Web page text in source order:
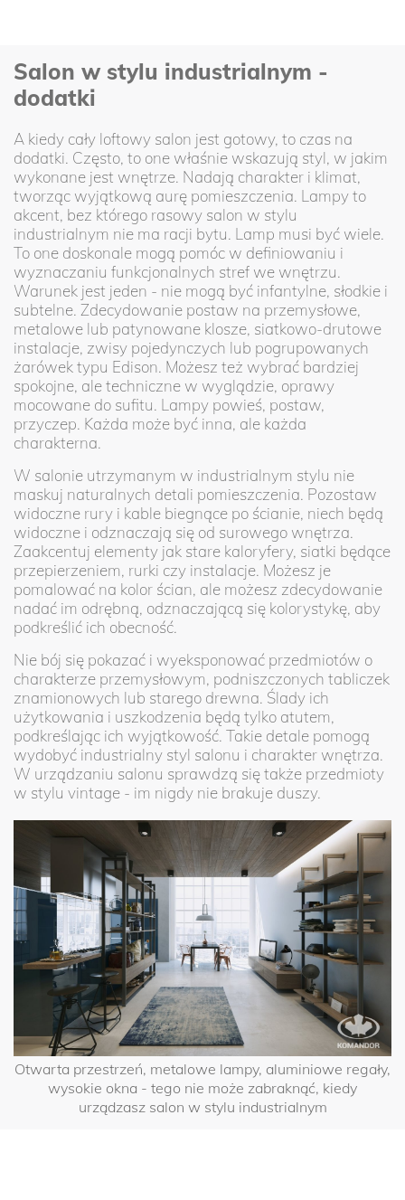
Salon w stylu industrialnym -
dodatki
A kiedy cały loftowy salon jest gotowy, to czas na
dodatki. Często, to one właśnie wskazują styl, w jakim
wykonane jest wnętrze. Nadają charakter i klimat,
tworząc wyjątkową aurę pomieszczenia. Lampy to
akcent, bez którego rasowy salon w stylu
industrialnym nie ma racji bytu. Lamp musi być wiele.
To one doskonale mogą pomóc w definiowaniu i
wyznaczaniu funkcjonalnych stref we wnętrzu.
Warunek jest jeden - nie mogą być infantylne, słodkie i
subtelne. Zdecydowanie postaw na przemysłowe,
metalowe lub patynowane klosze, siatkowo-drutowe
instalacje, zwisy pojedynczych lub pogrupowanych
żarówek typu Edison. Możesz też wybrać bardziej
spokojne, ale techniczne w wyglądzie, oprawy
mocowane do sufitu. Lampy powieś, postaw,
przyczep. Każda może być inna, ale każda
charakterna.
W salonie utrzymanym w industrialnym stylu nie
maskuj naturalnych detali pomieszczenia. Pozostaw
widoczne rury i kable biegnące po ścianie, niech będą
widoczne i odznaczają się od surowego wnętrza.
Zaakcentuj elementy jak stare kaloryfery, siatki będące
przepierzeniem, rurki czy instalacje. Możesz je
pomalować na kolor ścian, ale możesz zdecydowanie
nadać im odrębną, odznaczającą się kolorystykę, aby
podkreślić ich obecność.
Nie bój się pokazać i wyeksponować przedmiotów o
charakterze przemysłowym, podniszczonych tabliczek
znamionowych lub starego drewna. Ślady ich
użytkowania i uszkodzenia będą tylko atutem,
podkreślając ich wyjątkowość. Takie detale pomogą
wydobyć industrialny styl salonu i charakter wnętrza.
W urządzaniu salonu sprawdzą się także przedmioty
w stylu vintage - im nigdy nie brakuje duszy.
Otwarta przestrzeń, metalowe lampy, aluminiowe regały,
wysokie okna - tego nie może zabraknąć, kiedy
urządzasz salon w stylu industrialnym